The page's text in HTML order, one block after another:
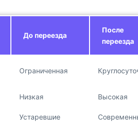
До переезда
После
переезда
Ограниченная
Низкая Высокая
Устаревшие